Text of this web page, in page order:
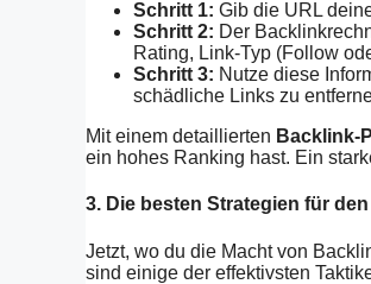
Schritt 1: Gib die URL
Schritt 2: Der
Rating, Link-Typ (Follow
Schritt 3: Nutze diese
schädliche Links zu
Mit einem detaillierten Backlink-
ein hohes Ranking hast. Ein
3. Die besten Strategien für
Jetzt, wo du die Macht von
sind einige der effektivsten